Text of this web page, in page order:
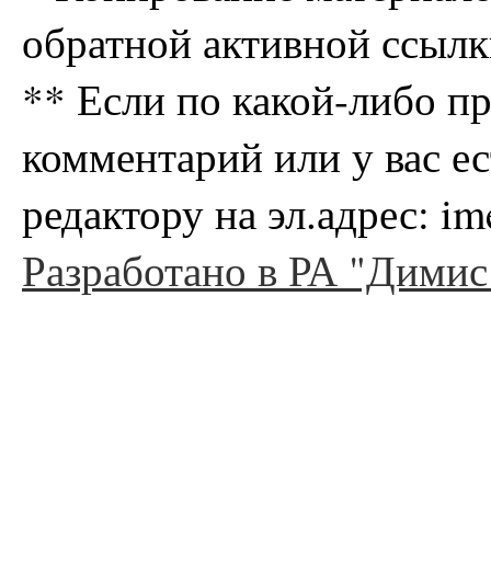
обратной активной
** Если по какой-либо
комментарий или у вас
редактору на эл.адрес:
Разработано в РА